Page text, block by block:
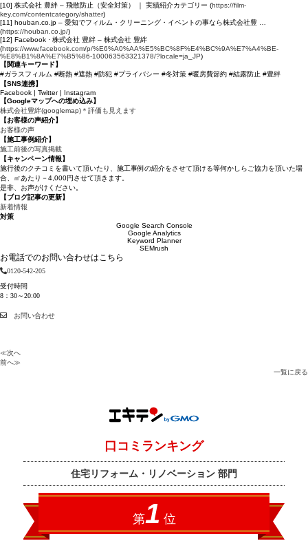
[10] 株式会社 豊絆 – 飛散防止（安全対策） ｜ 実績紹介カテゴリー (https://film-
key.com/contentcategory/shatter)
[11] houban.co.jp – 愛知でフィルム・クリーニング・イベントの事なら株式会社豊 …
(https://houban.co.jp/)
[12] Facebook · 株式会社 豊絆 – 株式会社 豊絆
(https://www.facebook.com/p/%E6%A0%AA%E5%BC%8F%E4%BC%9A%E7%A4%BE-
%E8%B1%8A%E7%B5%86-100063563321378/?locale=ja_JP)
【関連キーワード】
#ガラスフィルム #断熱 #遮熱 #防犯 #プライバシー #冬対策 #暖房費節約 #結露防止 #豊絆
【SNS連携】
Facebook | Twitter | Instagram
【Googleマップへの埋め込み】
株式会社豊絆(googlemap)＊評価も見えます
【お客様の声紹介】
お客様の声
【施工事例紹介】
施工前後の写真掲載
【キャンペーン情報】
施行後のクチコミを書いて頂いたり、施工事例の紹介をさせて頂ける等何かしらご協力を頂いた場
合、㎡あたり－4,000円させて頂きます。
是非、お声がけください。
【ブログ記事の更新】
新着情報
対策
Google Search Console
Google Analytics
Keyword Planner
SEMrush
お電話でのお問い合わせはこちら
0120-542-205
受付時間
8：30～20:00
お問い合わせ
≪次へ
前へ≫
一覧に戻る